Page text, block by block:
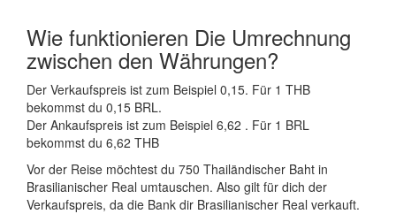
Wie funktionieren Die Umrechnung
zwischen den Währungen?
Der Verkaufspreis ist zum Beispiel 0,15. Für 1 THB
bekommst du 0,15 BRL.
Der Ankaufspreis ist zum Beispiel 6,62 . Für 1 BRL
bekommst du 6,62 THB
Vor der Reise möchtest du 750 Thailändischer Baht in
Brasilianischer Real umtauschen. Also gilt für dich der
Verkaufspreis, da die Bank dir Brasilianischer Real verkauft.